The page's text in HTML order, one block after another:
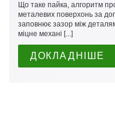
Що таке пайка, алгоритм
металевих поверхонь за
заповнює зазор між
міцне механі [...]
ДОКЛАДНІШЕ